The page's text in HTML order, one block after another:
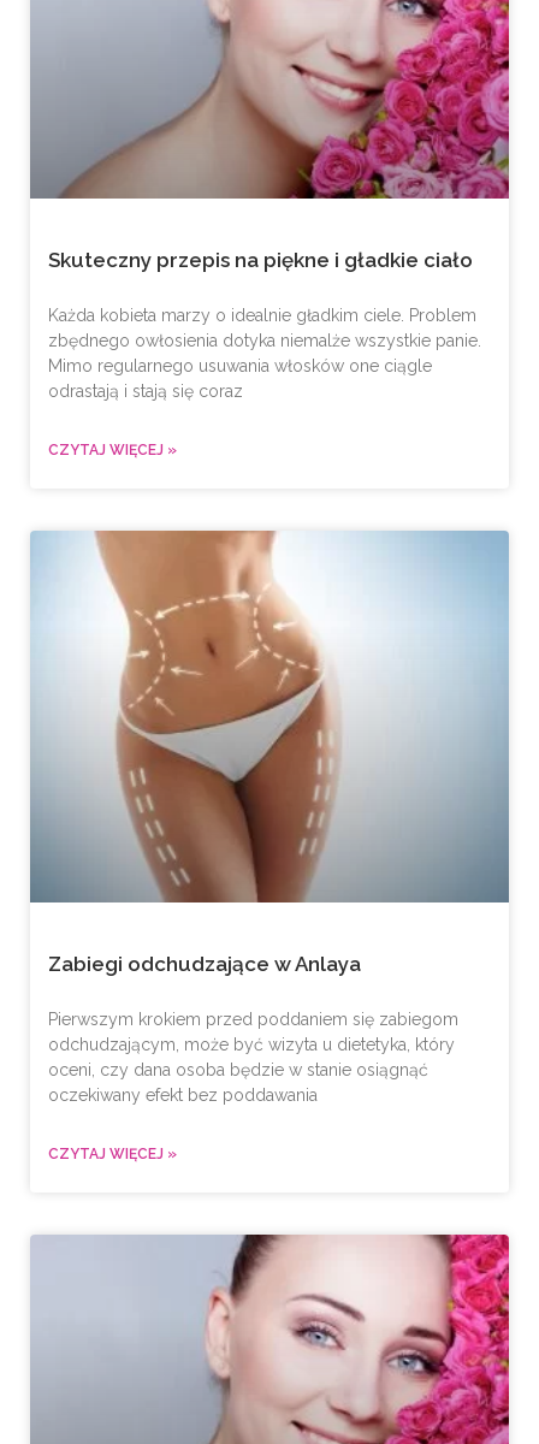
Skuteczny przepis na piękne i gładkie ciało
Każda kobieta marzy o idealnie gładkim ciele. Problem
zbędnego owłosienia dotyka niemalże wszystkie panie.
Mimo regularnego usuwania włosków one ciągle
odrastają i stają się coraz
CZYTAJ WIĘCEJ »
Zabiegi odchudzające w Anlaya
Pierwszym krokiem przed poddaniem się zabiegom
odchudzającym, może być wizyta u dietetyka, który
oceni, czy dana osoba będzie w stanie osiągnąć
oczekiwany efekt bez poddawania
CZYTAJ WIĘCEJ »